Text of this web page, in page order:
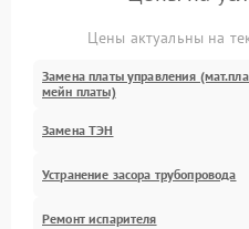
Цены актуальны на
Замена платы управления
мейн платы)
Замена ТЭН
Устранение засора трубопровода
Ремонт испарителя